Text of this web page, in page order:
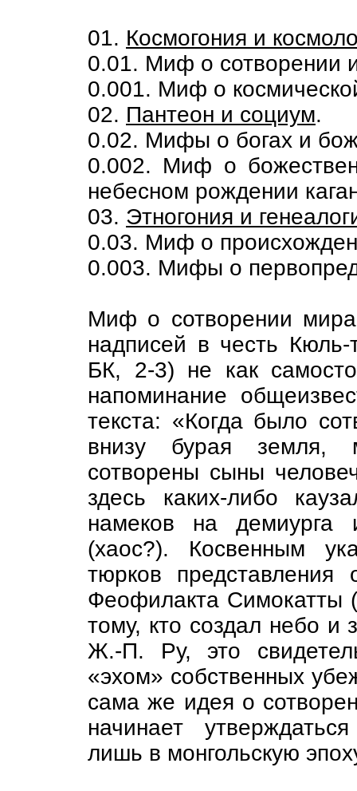
01. Космогония и
0.01. Миф о сотворении
0.001. Миф о
02. Пантеон и социум.
0.02. Мифы о богах и
0.002. Миф о
небесном рождении
03. Этногония и
0.03. Миф о
0.003. Мифы о
Миф о сотворении
надписей в честь Кюль-
БК, 2-3) не как
напоминание
текста: «Когда было
внизу бурая
сотворены сыны
здесь каких-либо
намеков на демиурга
(хаос?). Косвенным
тюрков
Феофилакта Симокатты
тому, кто создал небо
Ж.-П. Ру, это
«эхом» собственных
сама же идея о
начинает
лишь в монгольскую